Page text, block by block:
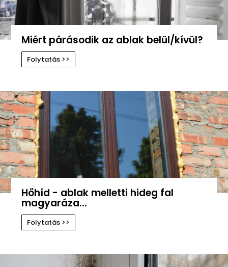
Miért párásodik az ablak belül/kívül?
Folytatás >>
Hőhíd - ablak melletti hideg fal
magyaráza...
Folytatás >>